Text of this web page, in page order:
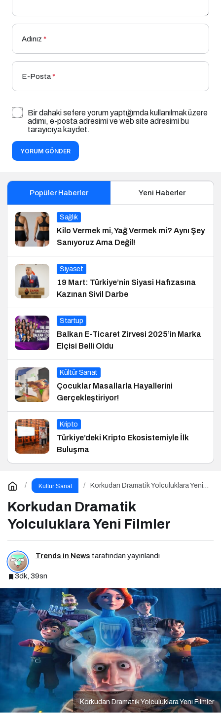
Adınız *
E-Posta*
Bir dahaki sefere yorum yaptığımda kullanılmak üzere
adımı, e-posta adresimi ve web site adresimi bu
tarayıcıya kaydet.
YORUM GÖNDER
Popüler Haberler Yeni Haberler
Sağlık
Kilo Vermek mi, Yağ Vermek mi? Aynı Şey
Sanıyoruz Ama Değil!
Siyaset
19 Mart: Türkiye’nin Siyasi Hafızasına
Kazınan Sivil Darbe
Startup
Balkan E-Ticaret Zirvesi 2025’in Marka
Elçisi Belli Oldu
Kültür Sanat
Çocuklar Masallarla Hayallerini
Gerçekleştiriyor!
Kripto
Türkiye’deki Kripto Ekosistemiyle İlk
Buluşma
Kültür Sanat
Korkudan Dramatik Yolculuklara Yeni
Korkudan Dramatik
Yolculuklara Yeni Filmler
Trends in News tarafından yayınlandı
3dk, 39sn
Korkudan Dramatik Yolculuklara Yeni Filmler